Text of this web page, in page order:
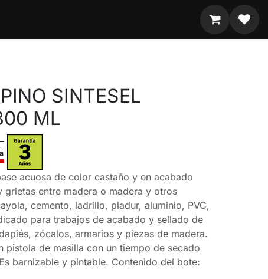
SINTESEL
ML
acuosa de color castaño y en acabado
grietas entre madera o madera y otros
cemento, ladrillo, pladur, aluminio, PVC,
para trabajos de acabado y sellado de
zócalos, armarios y piezas de madera.
pistola de masilla con un tiempo de secado
barnizable y pintable. Contenido del bote: